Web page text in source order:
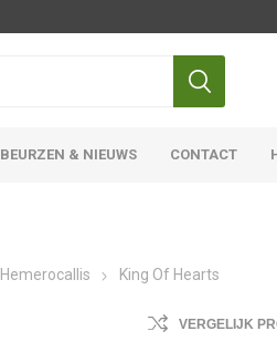
BEURZEN & NIEUWS CONTACT
Hemerocallis King Of Hearts
VERGELIJK